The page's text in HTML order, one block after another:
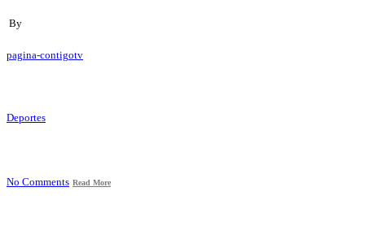
By
pagina-contigotv
Deportes
No Comments Read More